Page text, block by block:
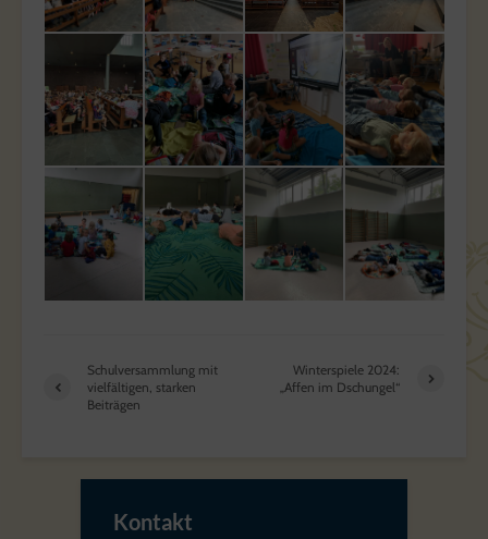
Schulversammlung mit
vielfältigen, starken
Beiträgen
Winterspiele 2024:
„Affen im Dschungel“
Kontakt